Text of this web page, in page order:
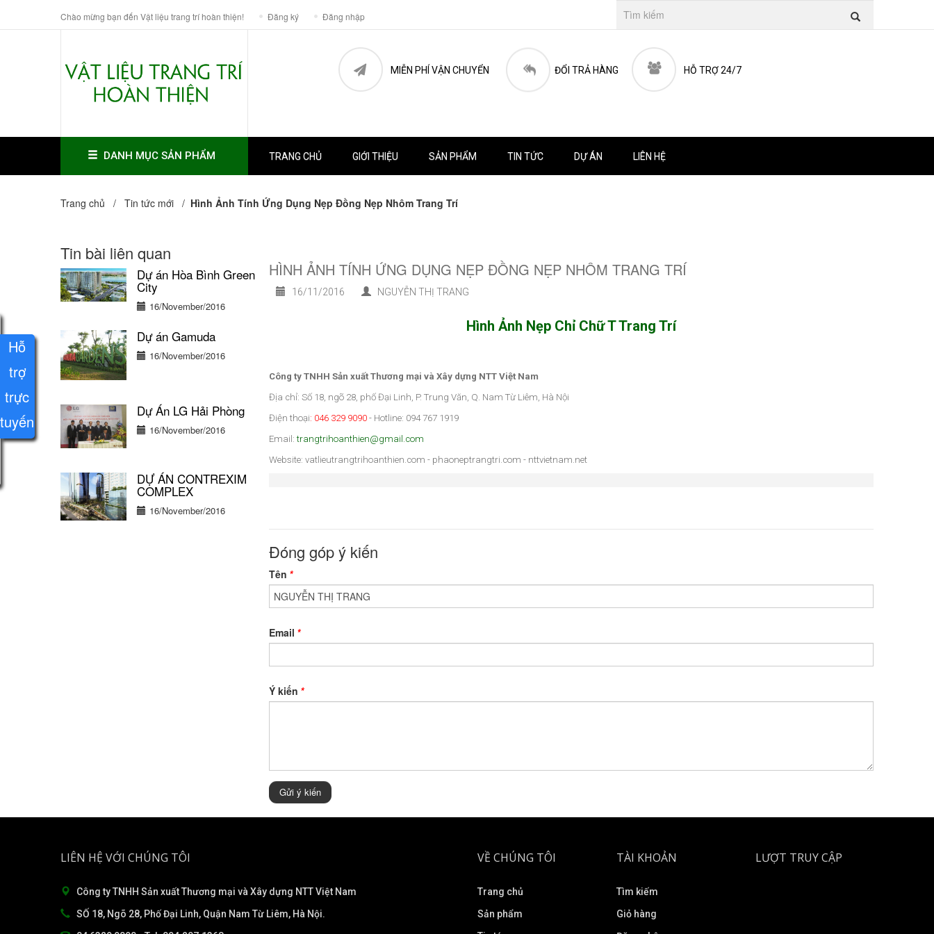
Chào mừng bạn đến Vật liệu trang trí hoàn thiện! Đăng ký Đăng nhập
MIỄN PHÍ VẬN CHUYỂN ĐỔI TRẢ HÀNG HỖ TRỢ 24/7
DANH MỤC SẢN PHẨM TRANG CHỦ GIỚI THIỆU SẢN PHẨM TIN TỨC DỰ ÁN LIÊN HỆ
Trang chủ / Tin tức mới / Hình Ảnh Tính Ứng Dụng Nẹp Đồng Nẹp Nhôm Trang Trí
Tin bài liên quan
Dự án Hòa Bình Green
City
16/November/2016
Dự án Gamuda
16/November/2016
Dự Án LG Hải Phòng
16/November/2016
DỰ ÁN CONTREXIM
COMPLEX
16/November/2016
HÌNH ẢNH TÍNH ỨNG DỤNG NẸP ĐỒNG NẸP NHÔM TRANG TRÍ
16/11/2016 NGUYỄN THỊ TRANG
Hình Ảnh Nẹp Chỉ Chữ T Trang Trí
Công ty TNHH Sản xuất Thương mại và Xây dựng NTT Việt Nam
Địa chỉ: Số 18, ngõ 28, phố Đại Linh, P. Trung Văn, Q. Nam Từ Liêm, Hà Nội
Điện thoại: 046 329 9090 - Hotline: 094 767 1919
Email:trangtrihoanthien@gmail.com
Website: vatlieutrangtrihoanthien.com - phaoneptrangtri.com - nttvietnam.net
Đóng góp ý kiến
Tên *
Email *
Ý kiến *
Gửi ý kiến
LIÊN HỆ VỚI CHÚNG TÔI
Công ty TNHH Sản xuất Thương mại và Xây dựng NTT Việt Nam
SỐ 18, Ngõ 28, Phố Đại Linh, Quận Nam Từ Liêm, Hà Nội.
VỀ CHÚNG TÔI
Trang chủ
Sản phẩm
TÀI KHOẢN
Tìm kiếm
Giỏ hàng
LƯỢT TRUY CẬP
Hỗ
trợ
trực
tuyến